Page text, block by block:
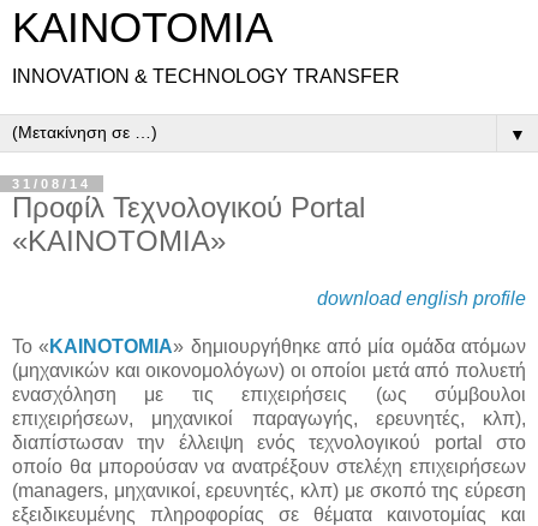
ΚΑΙΝΟΤΟΜΙΑ
INNOVATION & TECHNOLOGY TRANSFER
▼
31/08/14
Προφίλ Τεχνολογικού Portal
«ΚΑΙΝΟΤΟΜΙΑ»
download english profile
Το « ΚΑΙΝΟΤΟΜΙΑ» δημιουργήθηκε από μία ομάδα ατόμων
(μηχανικών και οικονομολόγων) οι οποίοι μετά από πολυετή
ενασχόληση με τις επιχειρήσεις (ως σύμβουλοι
επιχειρήσεων, μηχανικοί παραγωγής, ερευνητές, κλπ),
διαπίστωσαν την έλλειψη ενός τεχνολογικoύ portal στο
οποίο θα μπορούσαν να ανατρέξουν στελέχη επιχειρήσεων
(managers, μηχανικοί, ερευνητές, κλπ) με σκοπό της εύρεση
εξειδικευμένης πληροφορίας σε θέματα καινοτομίας και